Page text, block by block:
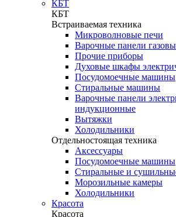
КБТ
КБТ
Встраиваемая техника
Микроволновые печи
Варочные панели
Прочие приборы
Духовые шкафы
Посудомоечные машины
Стиральные машины
Варочные панели
индукционные
Вытяжки
Холодильники
Отдельностоящая техника
Аксессуары
Посудомоечные машины
Стиральные и
Морозильные камеры
Холодильники
Красота
Красота